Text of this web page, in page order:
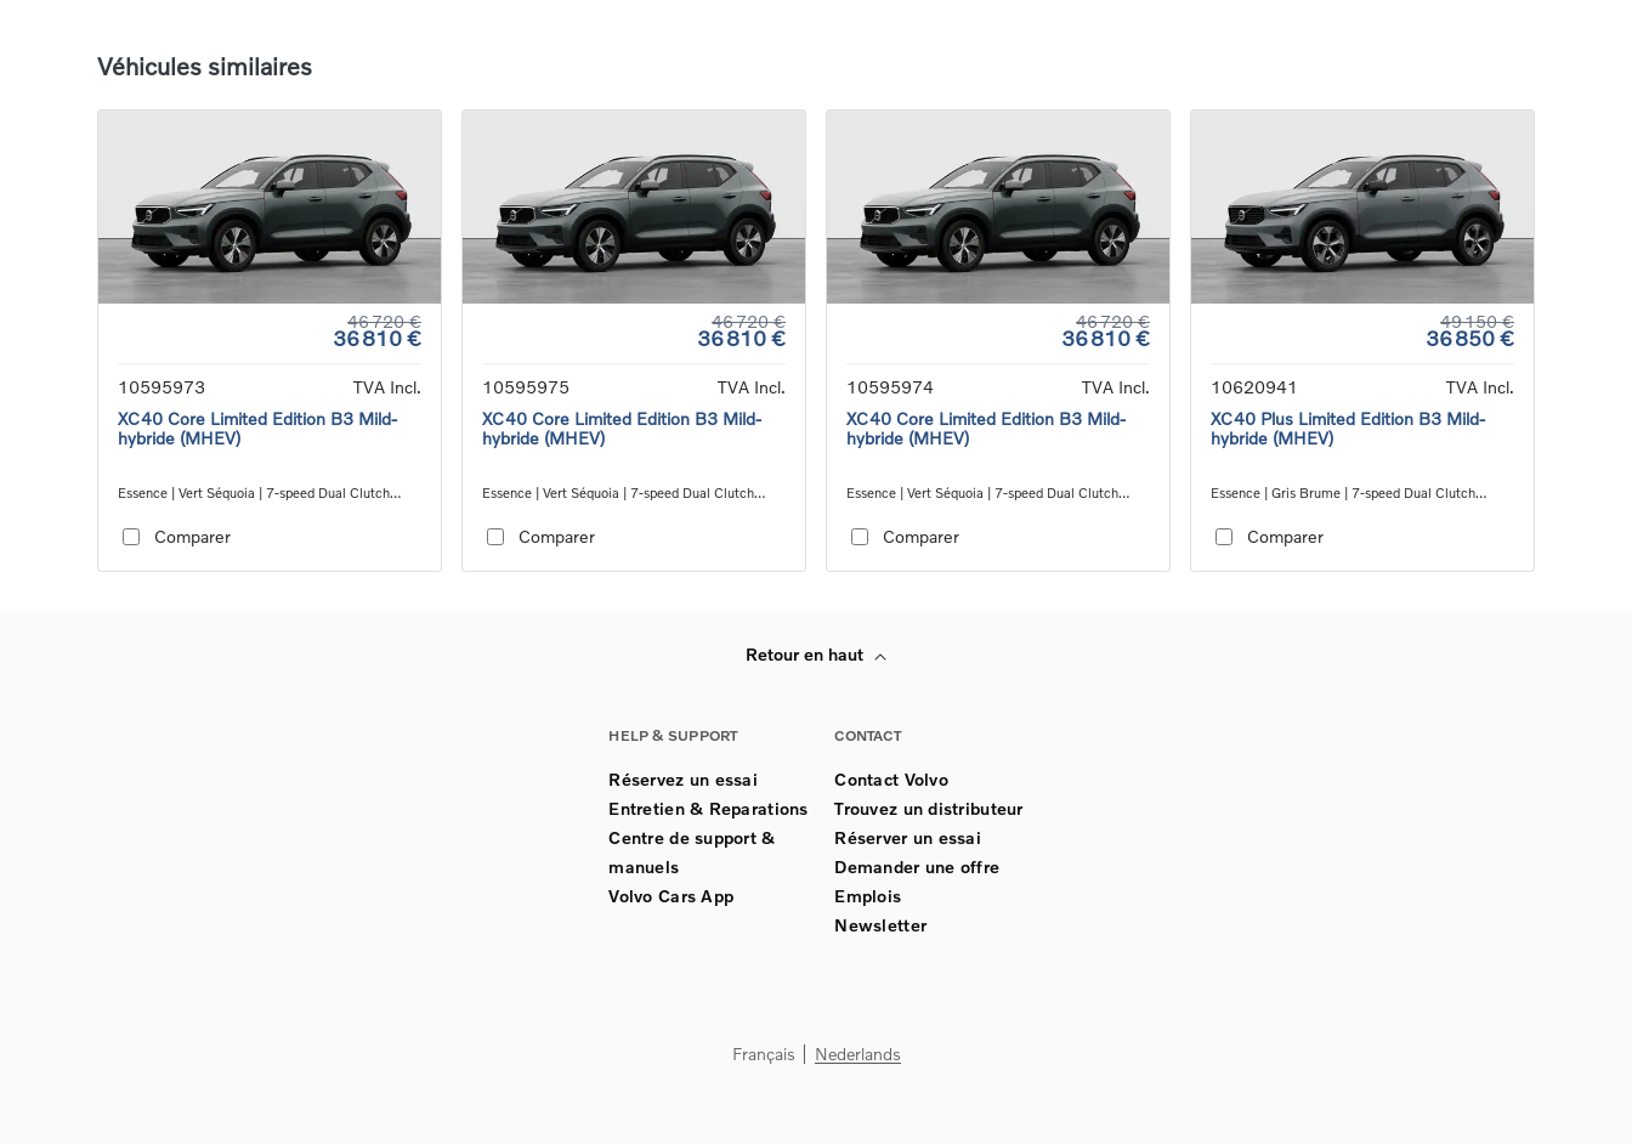
Véhicules similaires
46 720 €
36 810 €
10595973
TVA Incl.
XC40 Core Limited Edition B3 Mild-
hybride (MHEV)
Essence | Vert Séquoia | 7-speed Dual Clutch
Comparer
46 720 €
36 810 €
10595975
TVA Incl.
XC40 Core Limited Edition B3 Mild-
hybride (MHEV)
Essence | Vert Séquoia | 7-speed Dual Clutch
Comparer
46 720 €
36 810 €
10595974
TVA Incl.
XC40 Core Limited Edition B3 Mild-
hybride (MHEV)
Essence | Vert Séquoia | 7-speed Dual Clutch
Comparer
49 150 €
36 850 €
10620941
TVA Incl.
XC40 Plus Limited Edition B3 Mild-
hybride (MHEV)
Essence | Gris Brume | 7-speed Dual Clutch
Comparer
Retour en haut
HELP & SUPPORT
Réservez un essai
Entretien & Reparations
Centre de support &
manuels
Volvo Cars App
CONTACT
Contact Volvo
Trouvez un distributeur
Réserver un essai
Demander une offre
Emplois
Newsletter
Français Nederlands